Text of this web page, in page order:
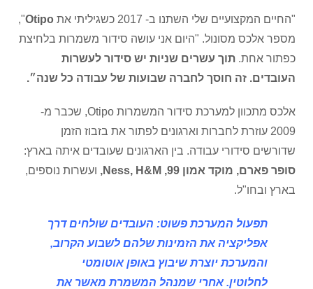
"החיים המקצועיים שלי השתנו ב- 2017 כשגיליתי את Otipo
",
מספר אלכס מסונול. "היום אני עושה סידור משמרות בלחיצת
כפתור אחת. תוך עשרים שניות יש סידור לעשרות
העובדים. זה חוסך לחברה שבועות של עבודה כל שנה״.
אלכס מתכוון למערכת סידור המשמרות Otipo, שכבר מ-
2009 עוזרת לחברות וארגונים לפתור את בזבוז הזמן
שדורשים סידורי עבודה. בין הארגונים שעובדים איתה בארץ:
סופר פארם, מוקד אמון 99, Ness, H&M,
ועשרות נוספים,
בארץ ובחו"ל.
תפעול המערכת פשוט: העובדים שולחים דרך
אפליקציה את הזמינות שלהם לשבוע הקרוב,
והמערכת יוצרת שיבוץ באופן אוטומטי
לחלוטין. אחרי שמנהל המשמרת מאשר את